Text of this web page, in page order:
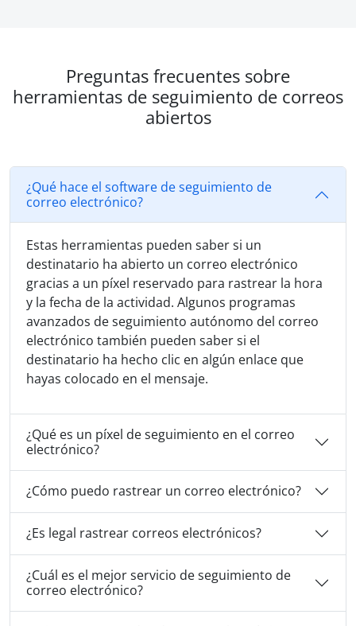
Preguntas frecuentes sobre
herramientas de seguimiento de correos
abiertos
¿Qué hace el software de seguimiento de
correo electrónico?
Estas herramientas pueden saber si un
destinatario ha abierto un correo electrónico
gracias a un píxel reservado para rastrear la hora
y la fecha de la actividad. Algunos programas
avanzados de seguimiento autónomo del correo
electrónico también pueden saber si el
destinatario ha hecho clic en algún enlace que
hayas colocado en el mensaje.
¿Qué es un píxel de seguimiento en el correo
electrónico?
¿Cómo puedo rastrear un correo electrónico?
¿Es legal rastrear correos electrónicos?
¿Cuál es el mejor servicio de seguimiento de
correo electrónico?